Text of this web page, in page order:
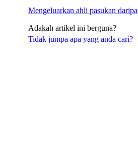
Tidak jumpa apa yang anda cari?
Mengeluarkan ahli pasukan
Adakah artikel ini berguna?